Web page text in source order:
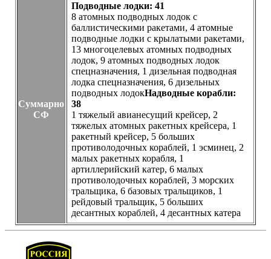
Суммарно
СФ
Подводные лодки: 41
8 атомных подводных лодок с
баллистическими ракетами, 4 атомные
подводные лодки с крылатыми ракетами,
13 многоцелевых атомных подводных
лодок, 9 атомных подводных лодок
спецназначения, 1 дизельная подводная
лодка спецназначения, 6 дизельных
подводных лодокНадводные корабли:
38
1 тяжелый авианесущий крейсер, 2
тяжелых атомных ракетных крейсера, 1
ракетный крейсер, 5 больших
противолодочных кораблей, 1 эсминец, 2
малых ракетных корабля, 1
артиллерийский катер, 6 малых
противолодочных кораблей, 3 морских
тральщика, 6 базовых тральщиков, 1
рейдовый тральщик, 5 больших
десантных кораблей, 4 десантных катера